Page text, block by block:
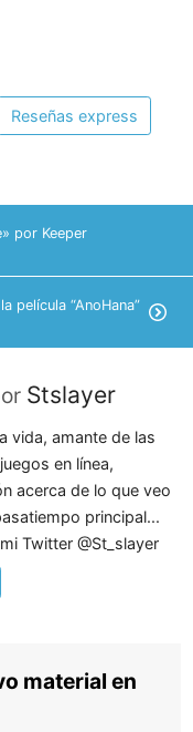
Reseñas express
por Keeper
película “AnoHana”
Stslayer
vida, amante de las
en línea,
acerca de lo que veo
principal...
Twitter @St_slayer
material en